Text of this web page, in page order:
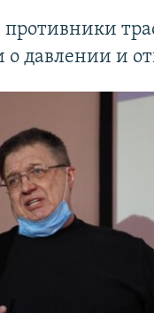
противники
о давлении и